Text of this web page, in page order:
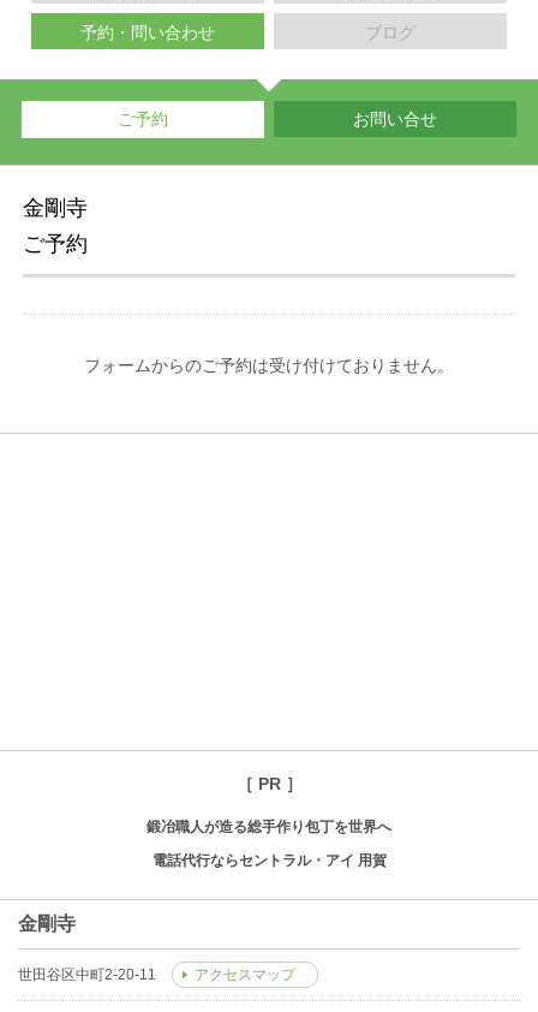
ブログ
予約・問い合わせ
ご予約 お問い合せ
金剛寺
ご予約
フォームからのご予約は受け付けておりません。
［ PR ］
鍛冶職人が造る総手作り包丁を世界へ
電話代行ならセントラル・アイ 用賀
金剛寺
世田谷区中町2-20-11 アクセスマップ